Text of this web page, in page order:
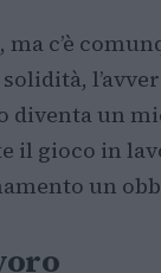
ma c’è
diventa un
gioco in
un